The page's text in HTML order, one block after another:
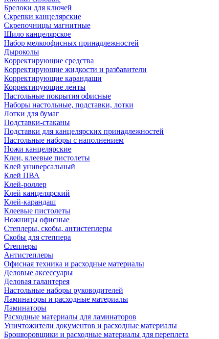
Брелоки для ключей
Скрепки канцелярские
Скрепочницы магнитные
Шило канцелярское
Набор мелкоофисных принадлежностей
Дыроколы
Корректирующие средства
Корректирующие жидкости и разбавители
Корректирующие карандаши
Корректирующие ленты
Настольные покрытия офисные
Наборы настольные, подставки, лотки
Лотки для бумаг
Подставки-стаканы
Подставки для канцелярских принадлежностей
Настольные наборы с наполнением
Ножи канцелярские
Клеи, клеевые пистолеты
Клей универсальный
Клей ПВА
Клей-роллер
Клей канцелярский
Клей-карандаш
Клеевые пистолеты
Ножницы офисные
Степлеры, скобы, антистеплеры
Скобы для степпера
Степлеры
Антистеплеры
Офисная техника и расходные материалы
Деловые аксессуары
Деловая галантерея
Настольные наборы руководителей
Ламинаторы и расходные материалы
Ламинаторы
Расходные материалы для ламинаторов
Уничтожители документов и расходные материалы
Брошюровщики и расходные материалы для переплета